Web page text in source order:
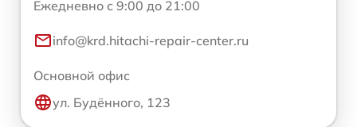
Ежедневно с 9:00 до 21:00
info@krd.hitachi-repair-center.ru
Основной офис
ул. Будённого, 123